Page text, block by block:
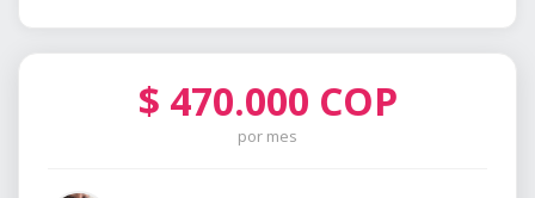
$ 470.000 COP
por mes